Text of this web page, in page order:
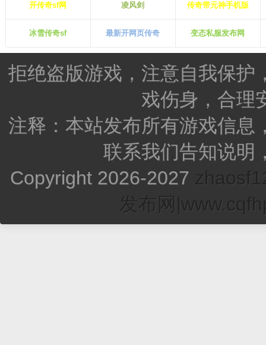
开传奇sf网 凌风剑 传奇带元神手机版
冰雪传奇sf 最新开网页传奇 变态私服发布网
拒绝盗版游戏，注意自我保护
戏伤身，合理
注释：本站发布所有游戏信息
联系我们告知说明
Copyright 2026-2027
发布网